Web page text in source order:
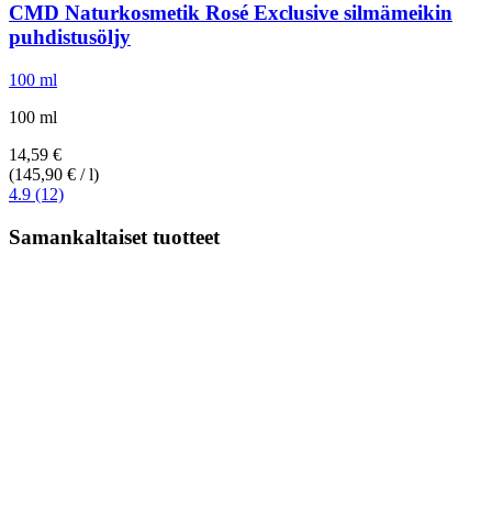
CMD Naturkosmetik Rosé Exclusive silmämeikin
puhdistusöljy
100 ml
100 ml
14,59 €
(145,90 € / l)
4.9 (12)
Samankaltaiset tuotteet